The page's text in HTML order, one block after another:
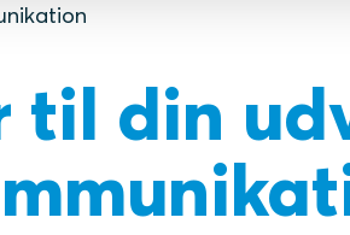
din